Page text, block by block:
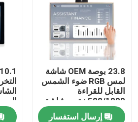
لوحة شاشة LCD تعمل باللمس
لوحة اللمس الصناعية
لوحة تعمل باللمس بالسعة
لوحة لمس مقاومة للماء
23.8 بوصة OEM شاشة
لمس RGB ضوء الشمس
القابل للقراءة
500/1000 نيتس شاشة
لمس في الهواء الطلق
إرسال استفسار